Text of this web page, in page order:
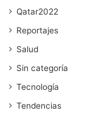
Qatar2022
Reportajes
Salud
Sin categoría
Tecnología
Tendencias